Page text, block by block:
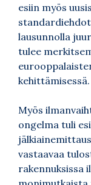
esiin myös
lausunnolla
tulee
kehittämisessä.
Myös
ongelma tuli
vastaavaa
rakennuksissa